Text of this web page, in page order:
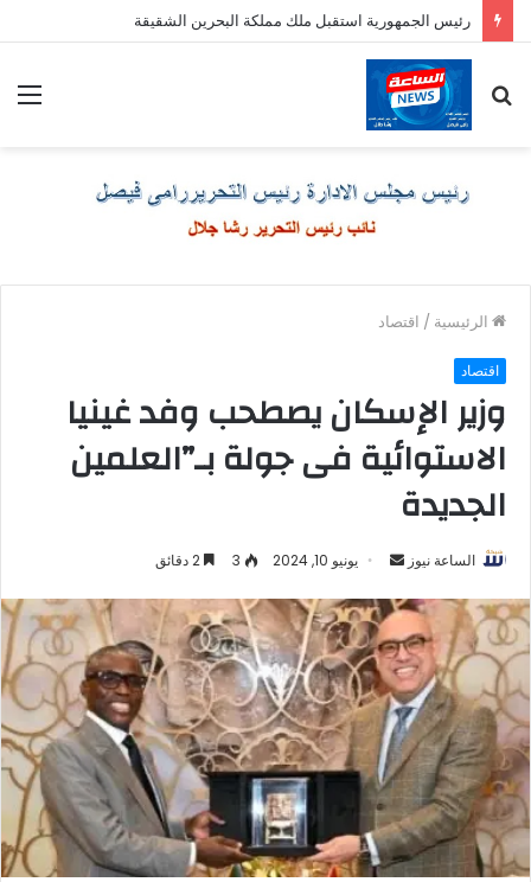
رئيس الجمهورية استقبل ملك مملكة البحرين الشقيقة
عن
الرئيسية / اقتصاد
اقتصاد
وزير الإسكان يصطحب وفد غينيا
الاستوائية فى جولة بـ”العلمين
الجديدة
الساعة نيوز
أرسل
إلكترونيا
يونيو 10, 2024 3